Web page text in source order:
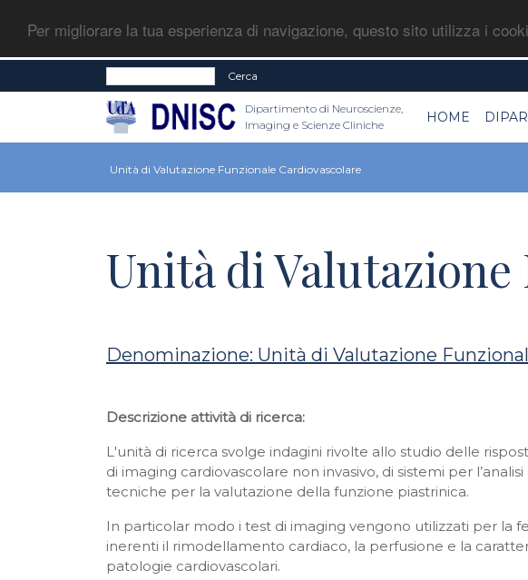
Per migliorare la tua esperienza di navigazione, questo sito utilizza i
Cerca
Dipartimento di Neuroscienze,
Imaging e Scienze Cliniche
HOME
Unità di Valutazione Funzionale Cardiovascolare
Unità di
Denominazione: Unità di Valutazione
Descrizione attività di ricerca:
L'unità di ricerca svolge indagini rivolte allo studio delle
di imaging cardiovascolare non invasivo, di sistemi per
tecniche per la valutazione della funzione piastrinica.
In particolar modo i test di imaging vengono utilizzati per la
inerenti il rimodellamento cardiaco, la perfusione e la
patologie cardiovascolari.